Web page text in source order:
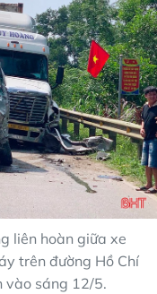
liên hoàn giữa xe
trên đường Hồ Chí
vào sáng 12/5.